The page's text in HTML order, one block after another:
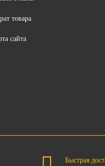
товара
сайта
Быстрая